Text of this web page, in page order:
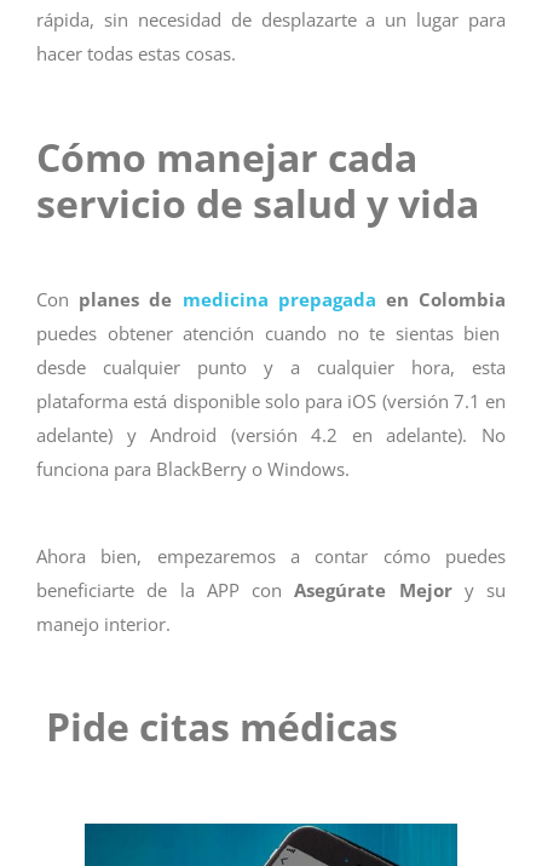
rápida, sin necesidad de desplazarte a un lugar para
hacer todas estas cosas.
Cómo manejar cada
servicio de salud y vida
Con planes de medicina prepagada en Colombia
puedes obtener atención cuando no te sientas bien
desde cualquier punto y a cualquier hora, esta
plataforma está disponible solo para iOS (versión 7.1 en
adelante) y Android (versión 4.2 en adelante). No
funciona para BlackBerry o Windows.
Ahora bien, empezaremos a contar cómo puedes
beneficiarte de la APP conAsegúrate Mejory su
manejo interior.
Pide citas médicas